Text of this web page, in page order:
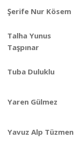
Şerife Nur Kösem
Talha Yunus
Taşpınar
Tuba Duluklu
Yaren Gülmez
Yavuz Alp Tüzmen